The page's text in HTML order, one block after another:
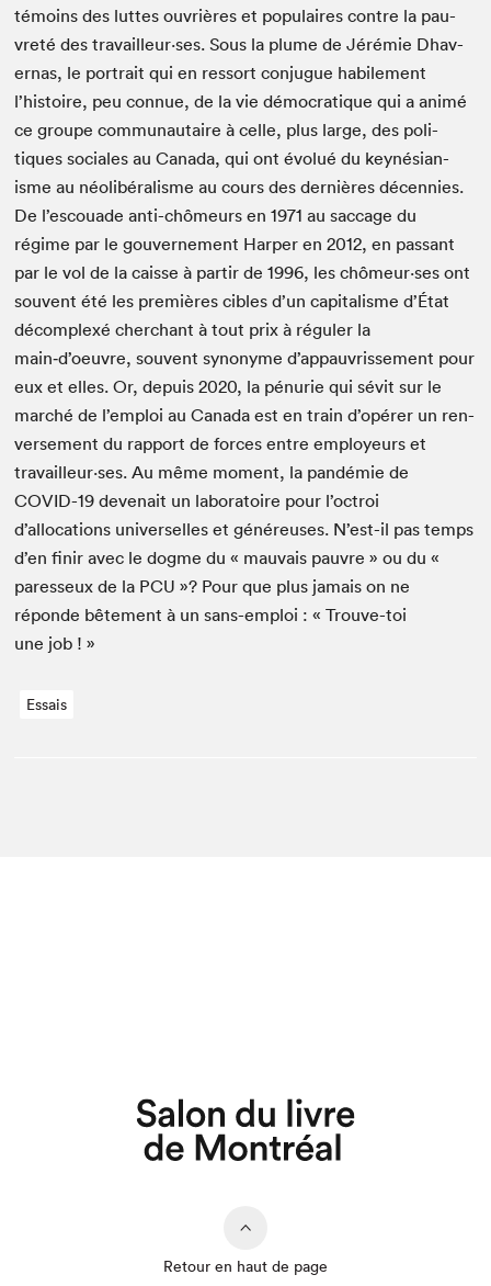
témoins des luttes ouvrières et pop­u­laires con­tre la pau­
vreté des travailleur·ses. Sous la plume de Jérémie Dhav­
er­nas, le por­trait qui en ressort con­jugue habile­ment
l’histoire, peu con­nue, de la vie démoc­ra­tique qui a ani­mé
ce groupe com­mu­nau­taire à celle, plus large, des poli­
tiques sociales au Cana­da, qui ont évolué du keynésian­
isme au néolibéral­isme au cours des dernières décen­nies.
De l’escouade anti-chômeurs en1971 au saccage du
régime par le gou­verne­ment Harp­er en2012, en pas­sant
par le vol de la caisse à par­tir de1996, les chômeur·ses ont
sou­vent été les pre­mières cibles d’un cap­i­tal­isme d’État
décom­plexé cher­chant à tout prix à réguler la
main‑d’oeuvre, sou­vent syn­onyme d’appauvrissement pour
eux et elles. Or, depuis2020, la pénurie qui sévit sur le
marché de l’emploi au Cana­da est en train d’opérer un ren­
verse­ment du rap­port de forces entre employeurs et
travailleur·ses. Au même moment, la pandémie de
COVID-19 deve­nait un lab­o­ra­toire pour l’octroi
d’allocations uni­verselles et généreuses. N’est-il pas temps
d’en finir avec le dogme du « mau­vais pau­vre » ou du «
paresseux de la PCU »? Pour que plus jamais on ne
réponde bête­ment à un sans-emploi : « Trou­ve-toi
une job ! »
Essais
Retour en haut de page